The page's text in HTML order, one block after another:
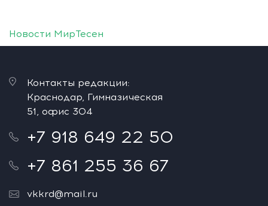
Новости МирТесен
Контакты редакции:
Краснодар, Гимназическая
51, офис 304
+7 918 649 22 50
+7 861 255 36 67
vkkrd@mail.ru